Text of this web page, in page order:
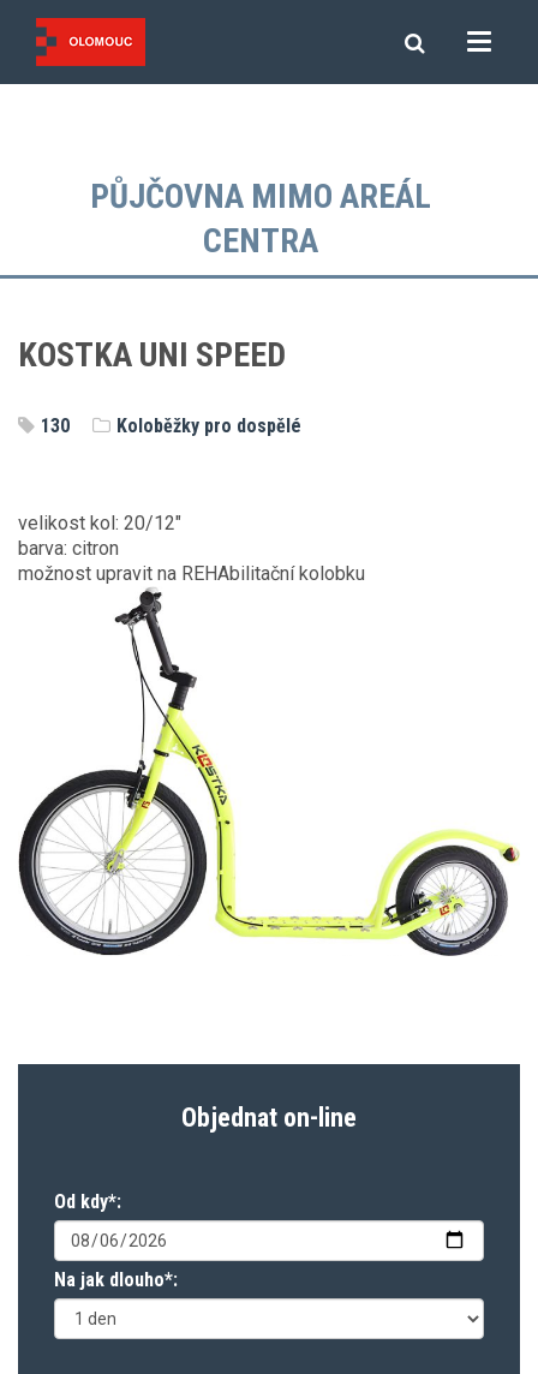
PŮJČOVNA MIMO AREÁL
CENTRA
KOSTKA UNI SPEED
130 Koloběžky pro dospělé
velikost kol: 20/12"
barva: citron
možnost upravit na REHAbilitační kolobku
Objednat on-line
Od kdy*:
Na jak dlouho*: